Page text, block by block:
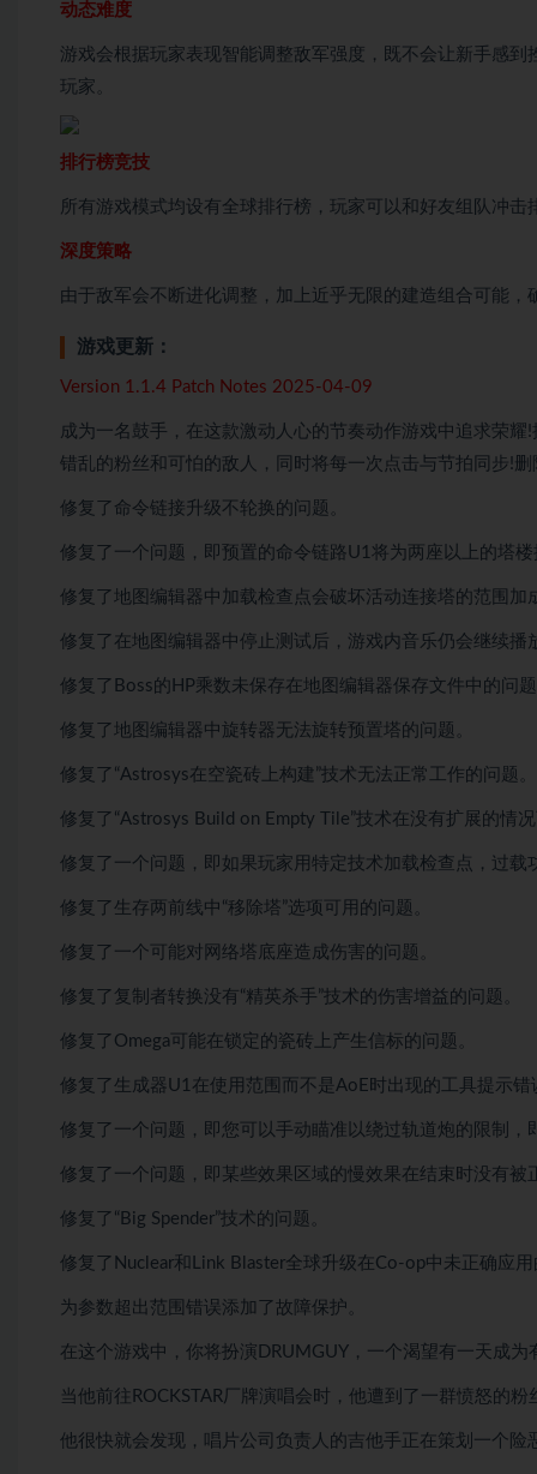
动态难度
游戏会根据玩家表现智能调整敌军强度，既不会让新手感
玩家。
排行榜竞技
所有游戏模式均设有全球排行榜，玩家可以和好友组队冲
深度策略
由于敌军会不断进化调整，加上近乎无限的建造组合可能
游戏更新：
Version 1.1.4 Patch Notes 2025-04-09
成为一名鼓手，在这款激动人心的节奏动作游戏中追求荣耀
错乱的粉丝和可怕的敌人，同时将每一次点击与节拍同步!
修复了命令链接升级不轮换的问题。
修复了一个问题，即预置的命令链路U1将为两座以上的塔
修复了地图编辑器中加载检查点会破坏活动连接塔的范围加
修复了在地图编辑器中停止测试后，游戏内音乐仍会继续播
修复了Boss的HP乘数未保存在地图编辑器保存文件中的问
修复了地图编辑器中旋转器无法旋转预置塔的问题。
修复了“Astrosys在空瓷砖上构建”技术无法正常工作的问题。
修复了“Astrosys Build on Empty Tile”技术在没有扩展的情
修复了一个问题，即如果玩家用特定技术加载检查点，过载
修复了生存两前线中“移除塔”选项可用的问题。
修复了一个可能对网络塔底座造成伤害的问题。
修复了复制者转换没有“精英杀手”技术的伤害增益的问题。
修复了Omega可能在锁定的瓷砖上产生信标的问题。
修复了生成器U1在使用范围而不是AoE时出现的工具提示错
修复了一个问题，即您可以手动瞄准以绕过轨道炮的限制
修复了一个问题，即某些效果区域的慢效果在结束时没有被
修复了“Big Spender”技术的问题。
修复了Nuclear和Link Blaster全球升级在Co-op中未正确应
为参数超出范围错误添加了故障保护。
在这个游戏中，你将扮演DRUMGUY，一个渴望有一天成
当他前往ROCKSTAR厂牌演唱会时，他遭到了一群愤怒的粉
他很快就会发现，唱片公司负责人的吉他手正在策划一个